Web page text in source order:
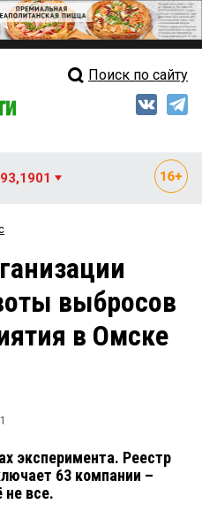
Свежий выпуск
Рейтинги
Блоги
Архив
Поиск по сайту
выбросов
в Омске
эксперимента. Реестр
63 компании –
не все.